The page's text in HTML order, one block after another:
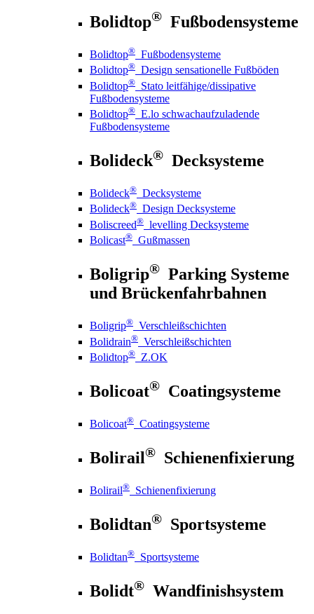
Bolidtop® Fußbodensysteme
Bolidtop® Fußbodensysteme
Bolidtop® Design sensationelle Fußböden
Bolidtop® Stato leitfähige/dissipative
Fußbodensysteme
Bolidtop® E.lo schwachaufzuladende
Fußbodensysteme
Bolideck® Decksysteme
Bolideck® Decksysteme
Bolideck® Design Decksysteme
Boliscreed® levelling Decksysteme
Bolicast® Gußmassen
Boligrip® Parking Systeme
und Brückenfahrbahnen
Boligrip® Verschleißschichten
Bolidrain® Verschleißschichten
Bolidtop® Z.OK
Bolicoat® Coatingsysteme
Bolicoat® Coatingsysteme
Bolirail® Schienenfixierung
Bolirail® Schienenfixierung
Bolidtan® Sportsysteme
Bolidtan® Sportsysteme
Bolidt® Wandfinishsystem